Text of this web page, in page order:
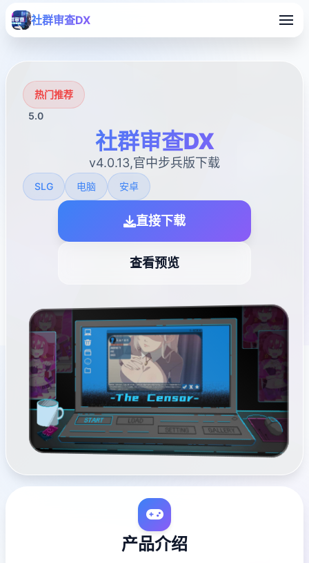
社群审查DX
热门推荐
5.0
社群审查DX
v4.0.13,官中步兵版下载
SLG 电脑 安卓
直接下载
查看预览
产品介绍